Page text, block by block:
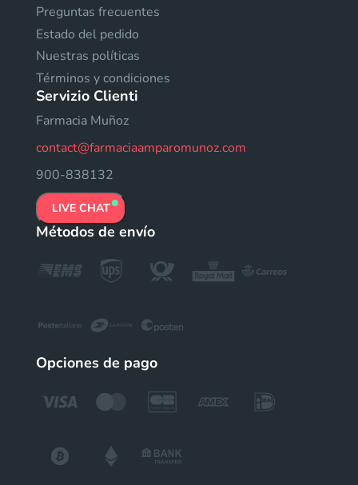
Preguntas frecuentes
Estado del pedido
Nuestras políticas
Términos y condiciones
Servizio Clienti
Farmacia Muñoz
contact@farmaciaamparomunoz.com
900-838132
LIVE CHAT
Métodos de envío
Opciones de pago